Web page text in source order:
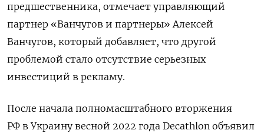
предшественника, отмечает управляющий
партнер «Ванчугов и партнеры» Алексей
Ванчугов, который добавляет, что другой
проблемой стало отсутствие серьезных
инвестиций в рекламу.
После начала полномасштабного вторжения
РФ в Украину весной 2022 года Decathlon объявил